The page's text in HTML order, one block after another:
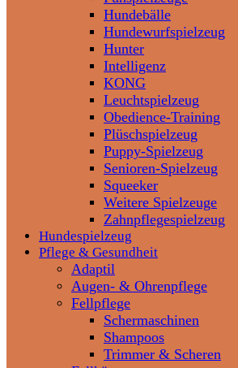
Hundebälle
Hundewurfspielzeug
Hunter
Intelligenz
KONG
Leuchtspielzeug
Obedience-Training
Plüschspielzeug
Puppy-Spielzeug
Senioren-Spielzeug
Squeeker
Weitere Spielzeuge
Zahnpflegespielzeug
Hundespielzeug
Pflege & Gesundheit
Adaptil
Augen- & Ohrenpflege
Fellpflege
Schermaschinen
Shampoos
Trimmer & Scheren